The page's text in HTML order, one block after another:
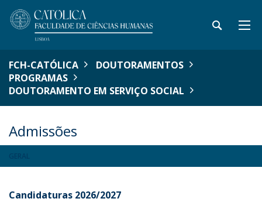
FCH-CATÓLICA
DOUTORAMENTOS
PROGRAMAS
DOUTORAMENTO EM SERVIÇO SOCIAL
Admissões
Candidaturas 2026/2027